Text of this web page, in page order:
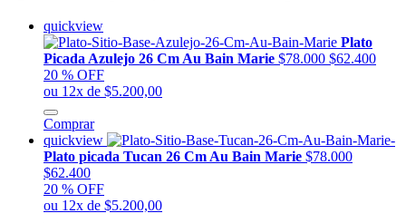
quickview
Plato
Picada Azulejo 26 Cm Au Bain Marie $78.000 $62.400
20 % OFF
ou 12x de $5.200,00
Comprar
quickview
Plato picada Tucan 26 Cm Au Bain Marie $78.000
$62.400
20 % OFF
ou 12x de $5.200,00